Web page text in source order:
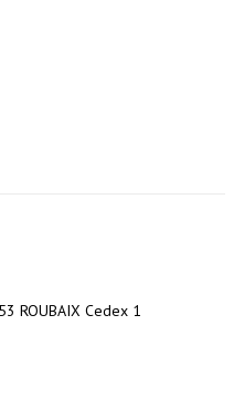
ROUBAIX Cedex 1